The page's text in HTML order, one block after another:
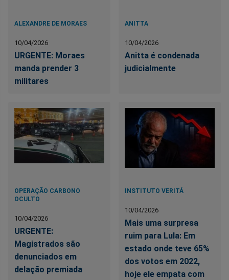
ALEXANDRE DE MORAES
10/04/2026
URGENTE: Moraes
manda prender 3
militares
ANITTA
10/04/2026
Anitta é condenada
judicialmente
OPERAÇÃO CARBONO
OCULTO
10/04/2026
URGENTE:
Magistrados são
denunciados em
delação premiada
INSTITUTO VERITÁ
10/04/2026
Mais uma surpresa
ruim para Lula: Em
estado onde teve 65%
dos votos em 2022,
hoje ele empata com